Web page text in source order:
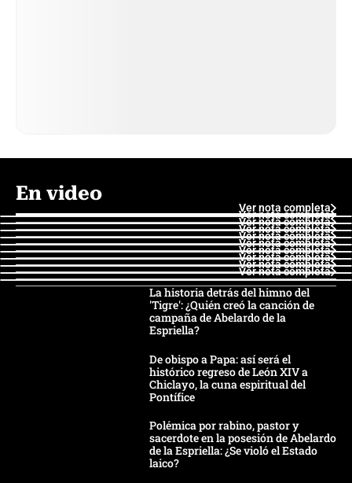
En video
Ver nota completa
Ver nota completa
Ver nota completa
Ver nota completa
Ver nota completa
Ver nota completa
Ver nota completa
Ver nota completa
Ver nota completa
Ver nota completa
La historia detrás del himno del
'Tigre': ¿Quién creó la canción de
campaña de Abelardo de la
Espriella?
De obispo a Papa: así será el
histórico regreso de León XIV a
Chiclayo, la cuna espiritual del
Pontífice
Polémica por rabino, pastor y
sacerdote en la posesión de Abelardo
de la Espriella: ¿Se violó el Estado
laico?